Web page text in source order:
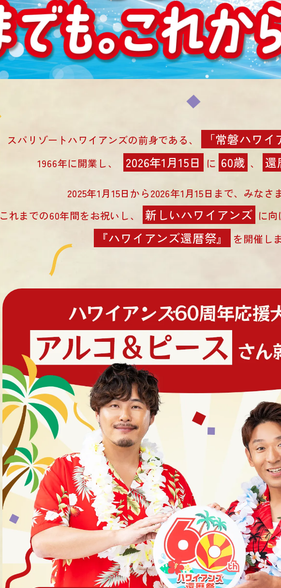
スパリゾートハワイアンズの前身である、 「常磐ハワイ
1966年に開業し、
2026年1月15日 に 60歳 、 還
2025年1月15日から2026年1月15日まで、 みなさ
これまでの60年間をお祝いし、
新しいハワイアンズ に向
『ハワイアンズ還暦祭』 を開催し